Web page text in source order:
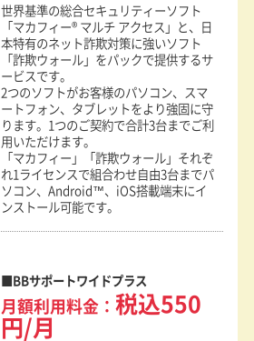
世界基準の総合セキュリティーソフト
「マカフィー® マルチ アクセス」と、日
本特有のネット詐欺対策に強いソフト
「詐欺ウォール」をパックで提供するサ
ービスです。
2つのソフトがお客様のパソコン、スマ
ートフォン、タブレットをより強固に守
ります。1つのご契約で合計3台までご利
用いただけます。
「マカフィー」「詐欺ウォール」それぞ
れ1ライセンスで組合わせ自由3台までパ
ソコン、Android™、iOS搭載端末にイ
ンストール可能です。
BBサポートワイドプラス
月額利用料金：税込550
円/月